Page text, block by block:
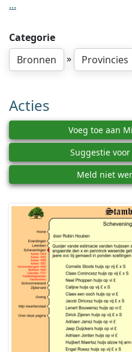
...
Categorie
Bronnen
» Provincies
Acties
Voeg toe aan
Suggestie
Meld niet